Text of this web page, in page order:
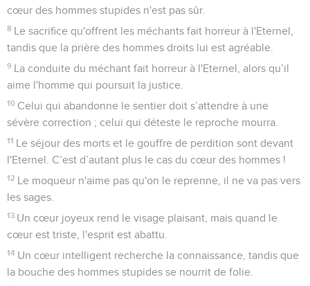
cœur des hommes stupides n'est pas sûr.
8 Le sacrifice qu'offrent les méchants fait horreur à l'Eternel,
tandis que la prière des hommes droits lui est agréable.
9 La conduite du méchant fait horreur à l'Eternel, alors qu’il
aime l'homme qui poursuit la justice.
10 Celui qui abandonne le sentier doit s’attendre à une
sévère correction ; celui qui déteste le reproche mourra.
11 Le séjour des morts et le gouffre de perdition sont devant
l'Eternel. C’est d’autant plus le cas du cœur des hommes !
12 Le moqueur n'aime pas qu'on le reprenne, il ne va pas vers
les sages.
13 Un cœur joyeux rend le visage plaisant, mais quand le
cœur est triste, l'esprit est abattu.
14 Un cœur intelligent recherche la connaissance, tandis que
la bouche des hommes stupides se nourrit de folie.